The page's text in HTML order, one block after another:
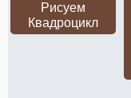
Рисуем
Квадроцикл